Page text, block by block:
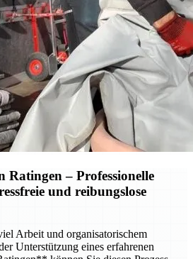
Ratingen – Professionelle
und reibungslose
Arbeit und organisatorischem
Unterstützung eines erfahrenen